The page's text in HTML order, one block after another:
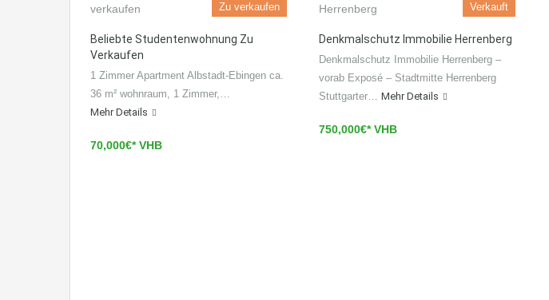
Zu verkaufen
Beliebte Studentenwohnung Zu
Verkaufen
1 Zimmer Apartment Albstadt-Ebingen ca.
36 m² wohnraum, 1 Zimmer,…
Mehr Details
70,000€* VHB
Verkauft
Denkmalschutz Immobilie Herrenberg
Denkmalschutz Immobilie Herrenberg –
vorab Exposé – Stadtmitte Herrenberg
Stuttgarter… Mehr Details
750,000€* VHB